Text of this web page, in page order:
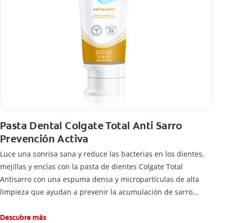
Pasta Dental Colgate Total Anti Sarro
Prevención Activa
Luce una sonrisa sana y reduce las bacterias en los dientes,
mejillas y encías con la pasta de dientes Colgate Total
Antisarro con una espuma densa y micropartículas de alta
limpieza que ayudan a prevenir la acumulación de sarro
Descubre más